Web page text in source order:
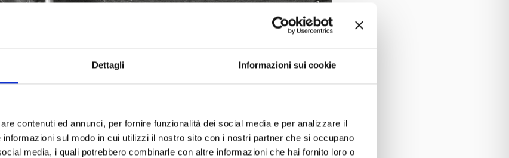
Dettagli Informazioni sui cookie
contenuti ed annunci, per fornire funzionalità dei social media e per analizzare il
sul modo in cui utilizzi il nostro sito con i nostri partner che si occupano
media, i quali potrebbero combinarle con altre informazioni che hai fornito loro o